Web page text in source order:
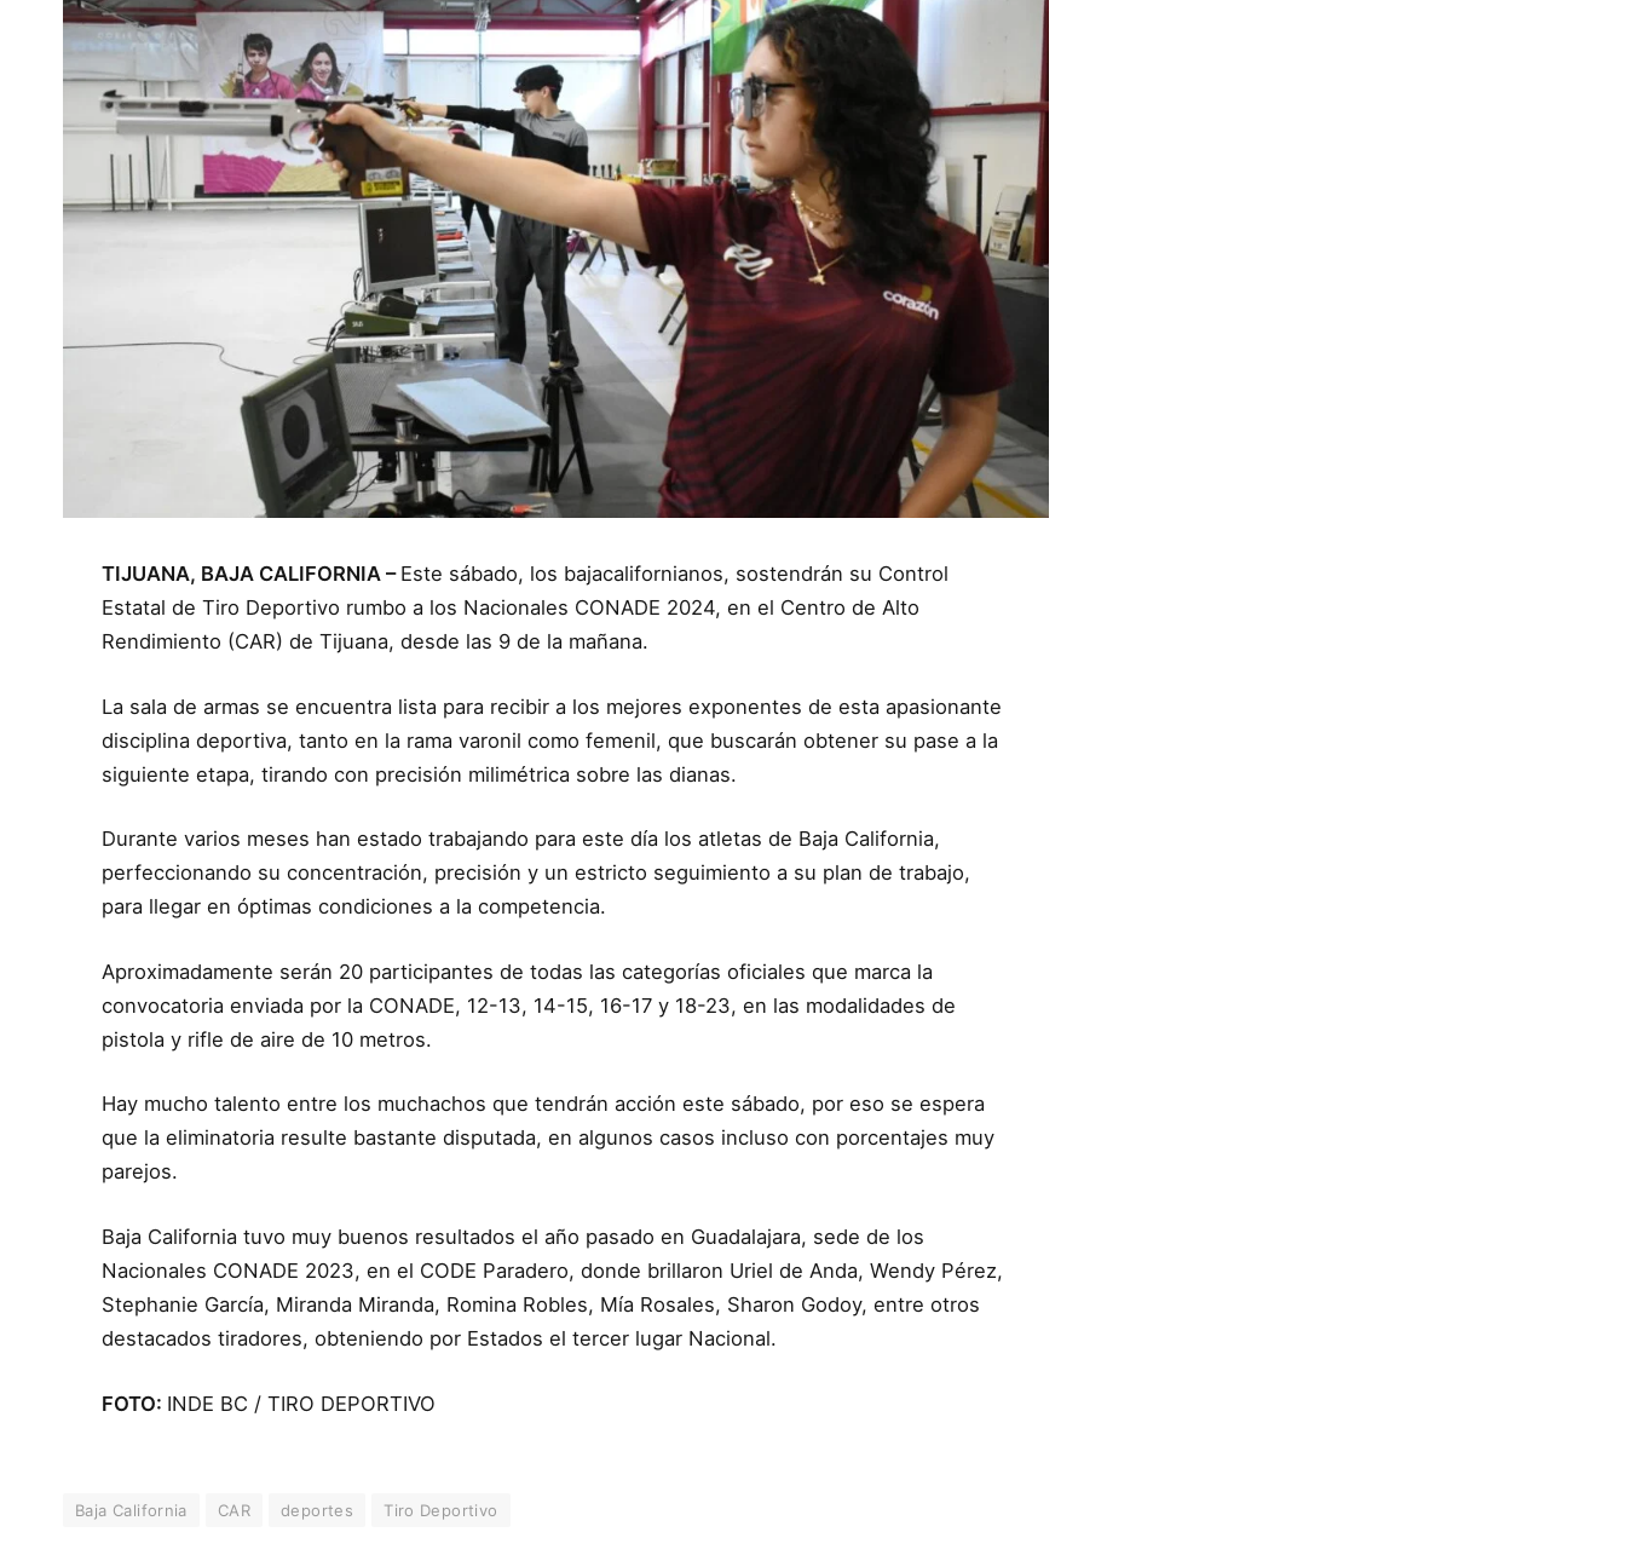
TIJUANA, BAJA CALIFORNIA – Este sábado, los bajacalifornianos, sostendrán su Control
Estatal de Tiro Deportivo rumbo a los Nacionales CONADE 2024, en el Centro de Alto
Rendimiento (CAR) de Tijuana, desde las 9 de la mañana.
La sala de armas se encuentra lista para recibir a los mejores exponentes de esta apasionante
disciplina deportiva, tanto en la rama varonil como femenil, que buscarán obtener su pase a la
siguiente etapa, tirando con precisión milimétrica sobre las dianas.
Durante varios meses han estado trabajando para este día los atletas de Baja California,
perfeccionando su concentración, precisión y un estricto seguimiento a su plan de trabajo,
para llegar en óptimas condiciones a la competencia.
Aproximadamente serán 20 participantes de todas las categorías oficiales que marca la
convocatoria enviada por la CONADE, 12-13, 14-15, 16-17 y 18-23, en las modalidades de
pistola y rifle de aire de 10 metros.
Hay mucho talento entre los muchachos que tendrán acción este sábado, por eso se espera
que la eliminatoria resulte bastante disputada, en algunos casos incluso con porcentajes muy
parejos.
Baja California tuvo muy buenos resultados el año pasado en Guadalajara, sede de los
Nacionales CONADE 2023, en el CODE Paradero, donde brillaron Uriel de Anda, Wendy Pérez,
Stephanie García, Miranda Miranda, Romina Robles, Mía Rosales, Sharon Godoy, entre otros
destacados tiradores, obteniendo por Estados el tercer lugar Nacional.
FOTO: INDE BC / TIRO DEPORTIVO
Baja California CAR deportes Tiro Deportivo